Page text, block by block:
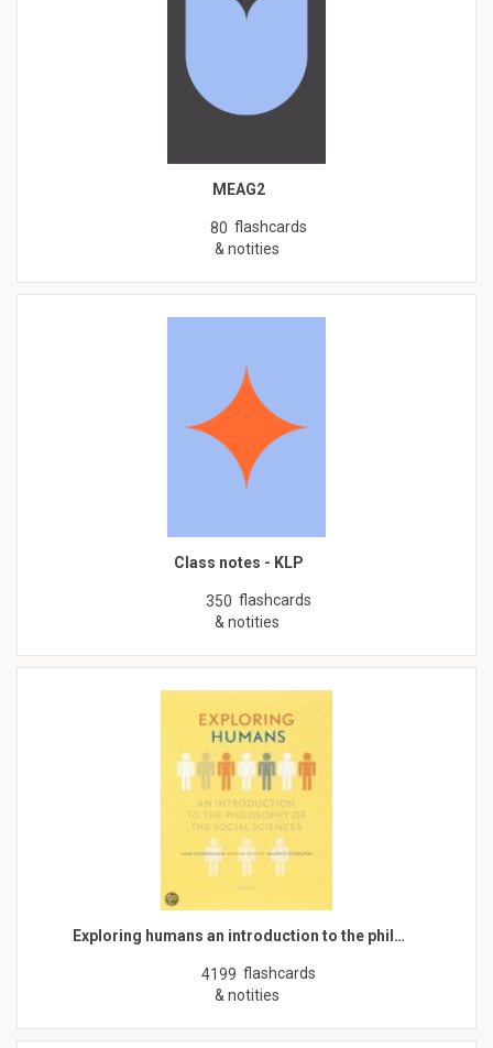
MEAG2
80 flashcards
& notities
Class notes - KLP
350 flashcards
& notities
Exploring humans an introduction to the phil…
4199 flashcards
& notities